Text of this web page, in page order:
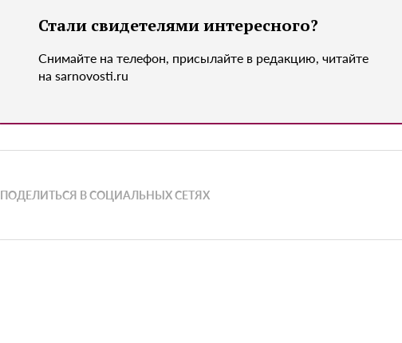
Стали свидетелями интересного?
Снимайте на телефон, присылайте в редакцию, читайте
на sarnovosti.ru
ПОДЕЛИТЬСЯ В СОЦИАЛЬНЫХ СЕТЯХ